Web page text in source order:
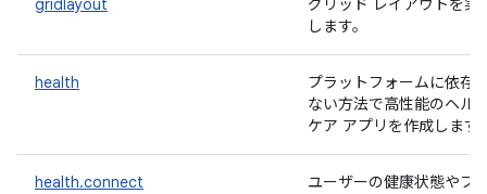
gridlayout
グリッド レイアウトを実
します。
health
プラットフォームに依存
ない方法で高性能のヘル
ケア アプリを作成します
health.connect
ユーザーの健康状態やフ